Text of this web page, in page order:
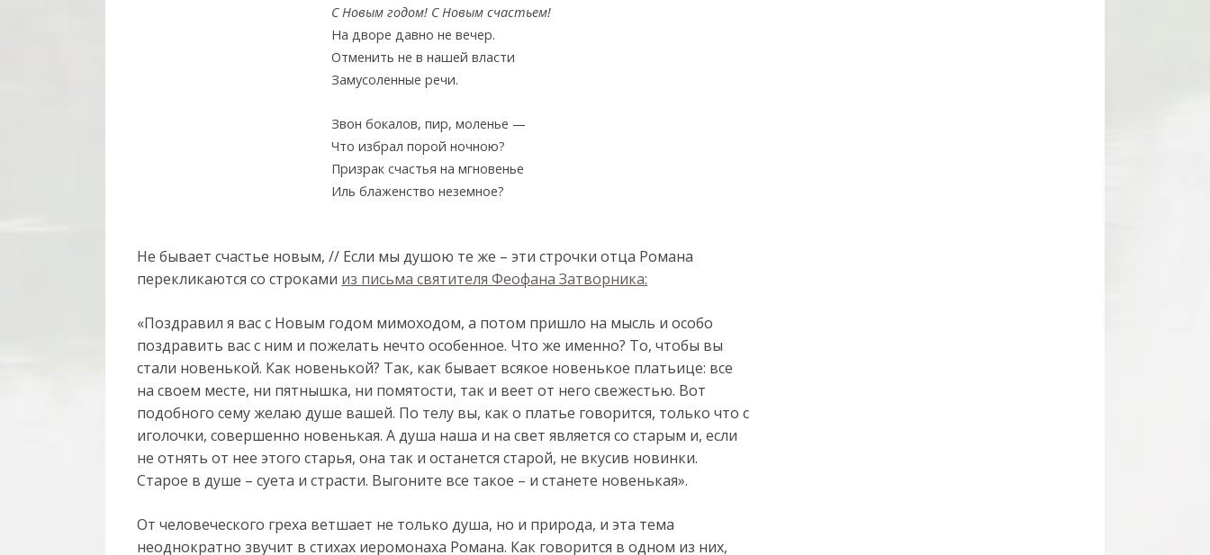
С Новым годом! С Новым счастьем!
На дворе давно не вечер.
Отменить не в нашей власти
Замусоленные речи.
Звон бокалов, пир, моленье —
Что избрал порой ночною?
Призрак счастья на мгновенье
Иль блаженство неземное?
Не бывает счастье новым, // Если мы душою те же – эти строчки отца Романа
перекликаются со строками из письма святителя Феофана Затворника:
«Поздравил я вас с Новым годом мимоходом, а потом пришло на мысль и особо
поздравить вас с ним и пожелать нечто особенное. Что же именно? То, чтобы вы
стали новенькой. Как новенькой? Так, как бывает всякое новенькое платьице: все
на своем месте, ни пятнышка, ни помятости, так и веет от него свежестью. Вот
подобного сему желаю душе вашей. По телу вы, как о платье говорится, только что с
иголочки, совершенно новенькая. А душа наша и на свет является со старым и, если
не отнять от нее этого старья, она так и останется старой, не вкусив новинки.
Старое в душе – суета и страсти. Выгоните все такое – и станете новенькая».
От человеческого греха ветшает не только душа, но и природа, и эта тема
неоднократно звучит в стихах иеромонаха Романа. Как говорится в одном из них,